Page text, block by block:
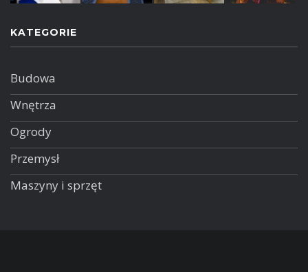
KATEGORIE
Budowa
Wnętrza
Ogrody
Przemysł
Maszyny i sprzęt